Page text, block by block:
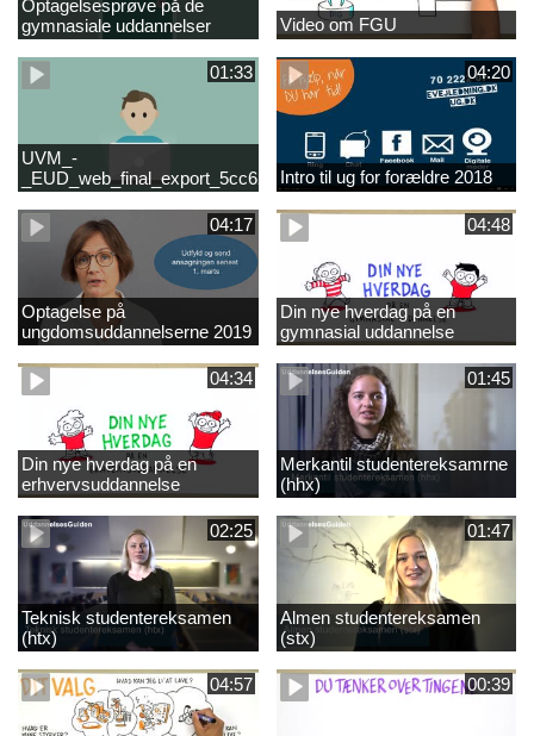
Optagelsesprøve på de
gymnasiale uddannelser
Video om FGU
01:33
UVM_-
04:20
Intro til ug for forældre 2018
04:17
Optagelse på
ungdomsuddannelserne 2019
04:48
Din nye hverdag på en
gymnasial uddannelse
04:34
Din nye hverdag på en
erhvervsuddannelse
01:45
Merkantil studentereksamrne
(hhx)
02:25
Teknisk studentereksamen
(htx)
01:47
Almen studentereksamen
(stx)
04:57 00:39